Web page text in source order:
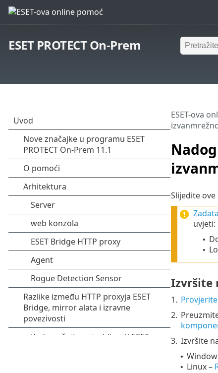
ESET PROTECT On-Prem
ESET-ova
Slijedite
uvjeti:
•
•
Izvršite
1.
2.
3. Izvršite
•
• Linux –